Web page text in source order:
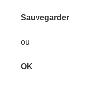
Sauvegarder
ou
OK